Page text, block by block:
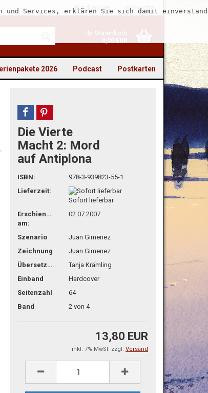
Kundenlogin Merkzettel
Ihr Warenkorb
0,00 EUR
Services, erklären Sie sich damit
Postkarten
Podcast
2026
teilen pin it
Die Vierte
Macht 2: Mord
auf Antiplona
ISBN:
978-3-939823-55-1
Lieferzeit:
Sofort lieferbar
Erschienen
am:
02.07.2007
Szenario
Juan Gimenez
Zeichnung
Juan Gimenez
Übersetzg.
Tanja Krämling
Einband
Hardcover
Seitenzahl
64
Band
2 von 4
13,80 EUR
inkl. 7% MwSt. zzgl. Versand